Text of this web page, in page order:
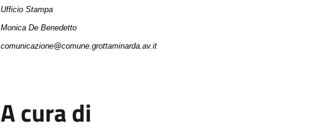
Ufficio Stampa
Monica De Benedetto
comunicazione@comune.grottaminarda.av.it
A cura di